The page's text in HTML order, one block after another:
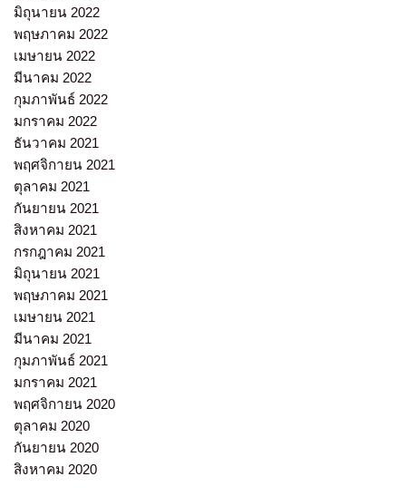
มิถุนายน 2022
พฤษภาคม 2022
เมษายน 2022
มีนาคม 2022
กุมภาพันธ์ 2022
มกราคม 2022
ธันวาคม 2021
พฤศจิกายน 2021
ตุลาคม 2021
กันยายน 2021
สิงหาคม 2021
กรกฎาคม 2021
มิถุนายน 2021
พฤษภาคม 2021
เมษายน 2021
มีนาคม 2021
กุมภาพันธ์ 2021
มกราคม 2021
พฤศจิกายน 2020
ตุลาคม 2020
กันยายน 2020
สิงหาคม 2020